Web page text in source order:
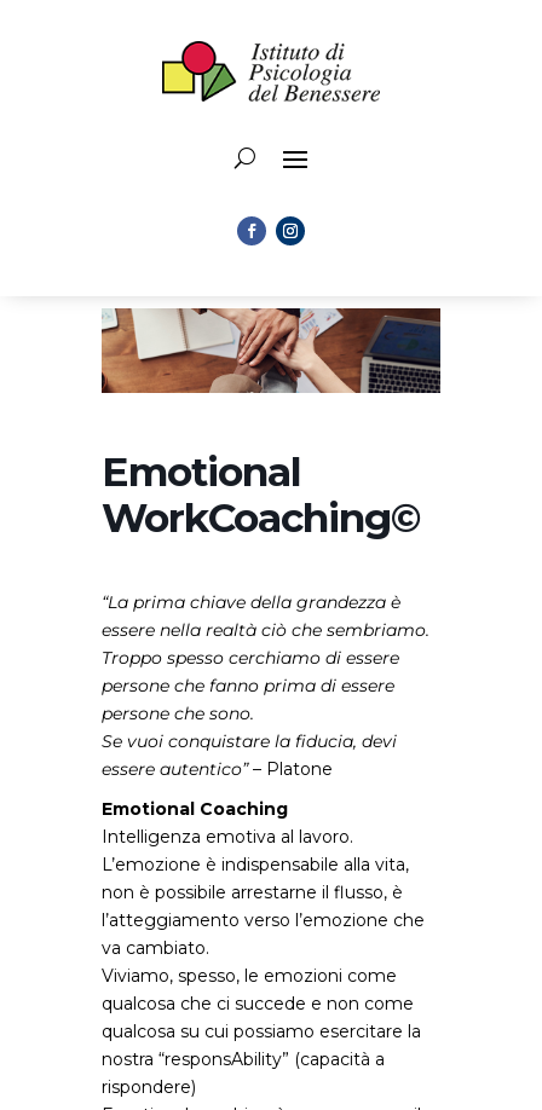
Emotional
WorkCoaching©
“La prima chiave della grandezza è
essere nella realtà ciò che sembriamo.
Troppo spesso cerchiamo di essere
persone che fanno prima di essere
persone che sono.
Se vuoi conquistare la fiducia, devi
essere autentico”– Platone
Emotional Coaching
Intelligenza emotiva al lavoro.
L’emozione è indispensabile alla vita,
non è possibile arrestarne il flusso, è
l’atteggiamento verso l’emozione che
va cambiato.
Viviamo, spesso, le emozioni come
qualcosa che ci succede e non come
qualcosa su cui possiamo esercitare la
nostra “responsAbility” (capacità a
rispondere)